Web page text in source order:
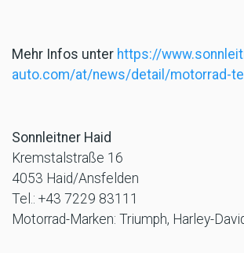
Mehr Infos unter https://
auto.com/at/news/detail/motorrad-
Sonnleitner Haid
Kremstalstraße 16
4053 Haid/Ansfelden
Tel.: +43 7229 83111
Motorrad-Marken: Triumph, Harley-